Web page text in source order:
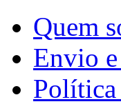
Quem
Envio
Política